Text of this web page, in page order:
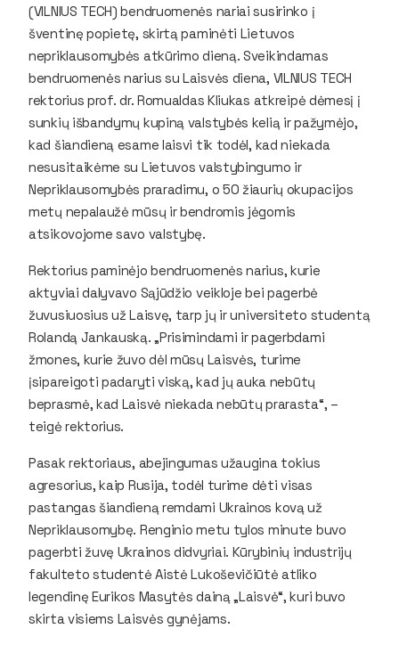
(VILNIUS TECH) bendruomenės nariai susirinko į
šventinę popietę, skirtą paminėti Lietuvos
nepriklausomybės atkūrimo dieną. Sveikindamas
bendruomenės narius su Laisvės diena, VILNIUS TECH
rektorius prof. dr. Romualdas Kliukas atkreipė dėmesį į
sunkių išbandymų kupiną valstybės kelią ir pažymėjo,
kad šiandieną esame laisvi tik todėl, kad niekada
nesusitaikėme su Lietuvos valstybingumo ir
Nepriklausomybės praradimu, o 50 žiaurių okupacijos
metų nepalaužė mūsų ir bendromis jėgomis
atsikovojome savo valstybę.
Rektorius paminėjo bendruomenės narius, kurie
aktyviai dalyvavo Sąjūdžio veikloje bei pagerbė
žuvusiuosius už Laisvę, tarp jų ir universiteto studentą
Rolandą Jankauską. „Prisimindami ir pagerbdami
žmones, kurie žuvo dėl mūsų Laisvės, turime
įsipareigoti padaryti viską, kad jų auka nebūtų
beprasmė, kad Laisvė niekada nebūtų prarasta“, –
teigė rektorius.
Pasak rektoriaus, abejingumas užaugina tokius
agresorius, kaip Rusija, todėl turime dėti visas
pastangas šiandieną remdami Ukrainos kovą už
Nepriklausomybę. Renginio metu tylos minute buvo
pagerbti žuvę Ukrainos didvyriai. Kūrybinių industrijų
fakulteto studentė Aistė Lukoševičiūtė atliko
legendinę Eurikos Masytės dainą „Laisvė“, kuri buvo
skirta visiems Laisvės gynėjams.